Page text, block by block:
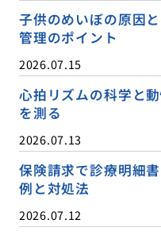
子供のめいぼの原因
管理のポイント
2026.07.15
心拍リズムの科学と
を測る
2026.07.13
保険請求で診療明細
例と対処法
2026.07.12